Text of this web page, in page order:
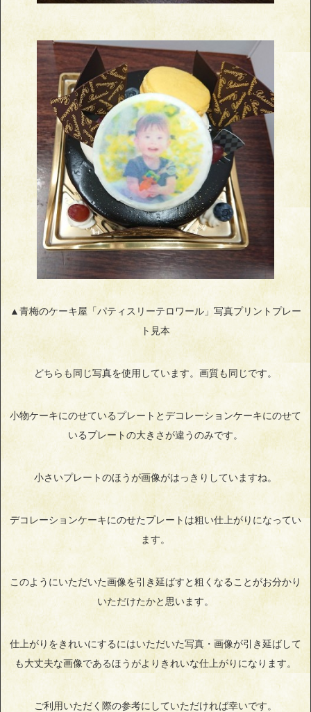
▲青梅のケーキ屋「パティスリーテロワール」写真プリントプレー
ト見本
どちらも同じ写真を使用しています。画質も同じです。
小物ケーキにのせているプレートとデコレーションケーキにのせて
いるプレートの大きさが違うのみです。
小さいプレートのほうが画像がはっきりしていますね。
デコレーションケーキにのせたプレートは粗い仕上がりになってい
ます。
このようにいただいた画像を引き延ばすと粗くなることがお分かり
いただけたかと思います。
仕上がりをきれいにするにはいただいた写真・画像が引き延ばして
も大丈夫な画像であるほうがよりきれいな仕上がりになります。
ご利用いただく際の参考にしていただければ幸いです。